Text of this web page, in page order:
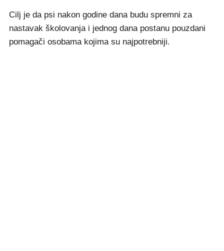
Cilj je da psi nakon godine dana budu spremni za
nastavak školovanja i jednog dana postanu pouzdani
pomagači osobama kojima su najpotrebniji.